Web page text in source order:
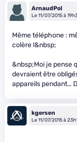
ArnaudPol
Le 11/07/2015 à
Même téléphone :
colère !&nbsp;
&nbsp;Moi je pense
devraient être
appareils pendant…
kgersen
Le 11/07/2015 à